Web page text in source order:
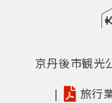
京丹後市観光
旅行